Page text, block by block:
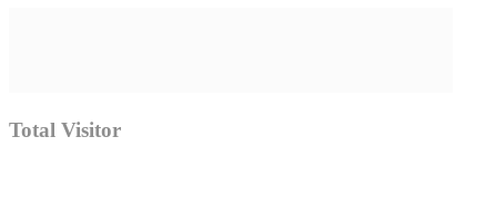
Total Visitor